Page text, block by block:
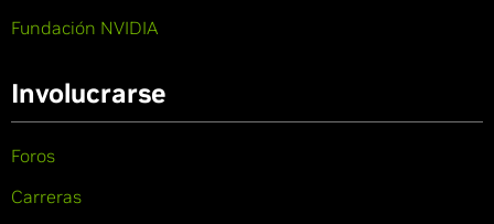
Fundación NVIDIA
Involucrarse
Foros
Carreras